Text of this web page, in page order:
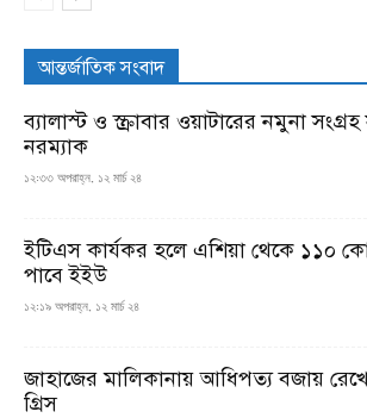
আন্তর্জাতিক সংবাদ
ব্যালাস্ট ও স্ক্রাবার ওয়াটারের নমুনা
নরম্যাক
১২:৩৩ অপরাহ্ন, ১২ মার্চ ২৪
ইটিএস কার্যকর হলে এশিয়া থেকে ১১০
পাবে ইইউ
১২:১৯ অপরাহ্ন, ১২ মার্চ ২৪
জাহাজের মালিকানায় আধিপত্য বজায়
গ্রিস